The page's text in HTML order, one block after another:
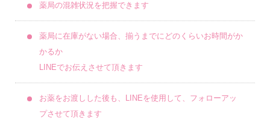
薬局の混雑状況を把握できます
薬局に在庫がない場合、揃うまでにどのくらいお時間がか
かるか
LINEでお伝えさせて頂きます
お薬をお渡しした後も、LINEを使用して、フォローアッ
プさせて頂きます